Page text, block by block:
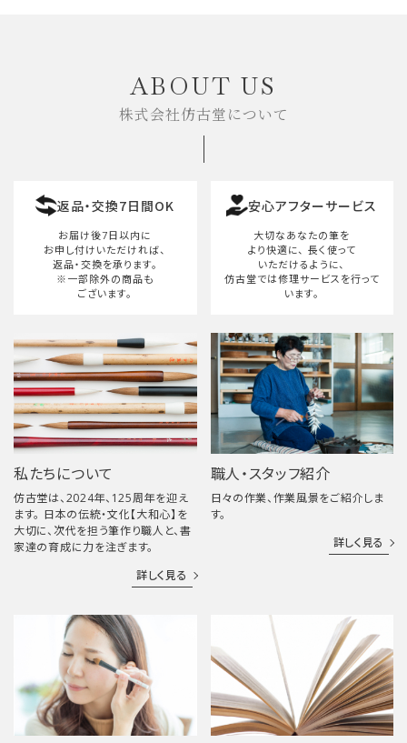
検索する
ABOUT US
株式会社仿古堂について
返品・交換7日間OK
お届け後7日以内に
お申し付けいただければ、
返品・交換を承ります。
※一部除外の商品も
ございます。
安心アフターサービス
大切なあなたの筆を
より快適に、 長く使って
いただけるように、
仿古堂では修理サービスを行って
います。
私たちについて
仿古堂は、2024年、125周年を迎え
ます。 日本の伝統・文化【大和心】を
大切に、次代を担う筆作り職人と、書
家達の育成に力を注ぎます。
詳しく見る
職人・スタッフ紹介
日々の作業、作業風景をご紹介しま
す。
詳しく見る